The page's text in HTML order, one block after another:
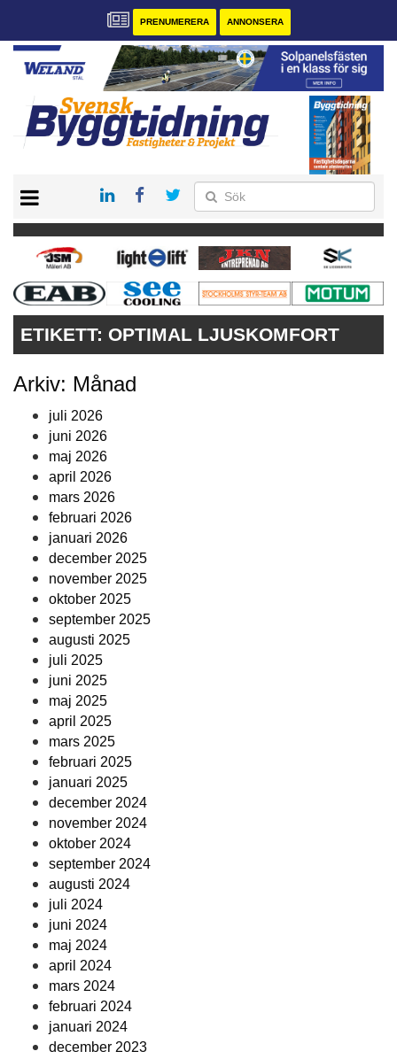
PRENUMERERA ANNONSERA
PRENUMERERA
VÅRA ANDRA MAGASIN
ANNONSERA
KONTAKT
ETIKETT: OPTIMAL LJUSKOMFORT
Arkiv: Månad
juli 2026
juni 2026
maj 2026
april 2026
mars 2026
februari 2026
januari 2026
december 2025
november 2025
oktober 2025
september 2025
augusti 2025
juli 2025
juni 2025
maj 2025
april 2025
mars 2025
februari 2025
januari 2025
december 2024
november 2024
oktober 2024
september 2024
augusti 2024
juli 2024
juni 2024
maj 2024
april 2024
mars 2024
februari 2024
januari 2024
december 2023